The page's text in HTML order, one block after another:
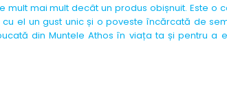
mai mult decât un produs obișnuit. Este o
el un gust unic și o poveste încărcată de
din Muntele Athos în viața ta și pentru a